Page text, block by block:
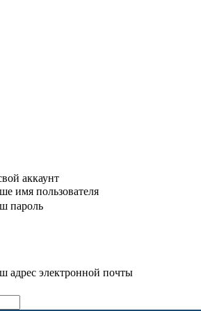
аккаунт
имя пользователя
пароль
адрес электронной почты